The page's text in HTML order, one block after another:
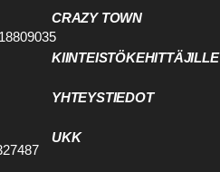
CRAZY TOWN
KIINTEISTÖKEHITTÄJILLE
YHTEYSTIEDOT
UKK